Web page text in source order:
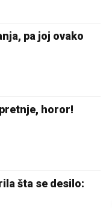
pa joj ovako
horor!
šta se desilo: